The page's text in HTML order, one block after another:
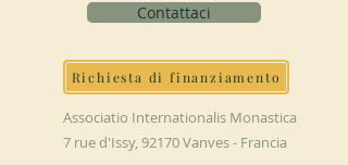
Contattaci
Richiesta di finanziamento
Associatio Internationalis Monastica
7 rue d'Issy, 92170 Vanves - Francia